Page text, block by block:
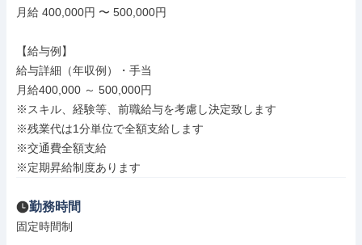
月給 400,000円 〜 500,000円
【給与例】
給与詳細（年収例）・手当
月給400,000 ～ 500,000円
※スキル、経験等、前職給与を考慮し決定致します
※残業代は1分単位で全額支給します
※交通費全額支給
※定期昇給制度あります
勤務時間
固定時間制